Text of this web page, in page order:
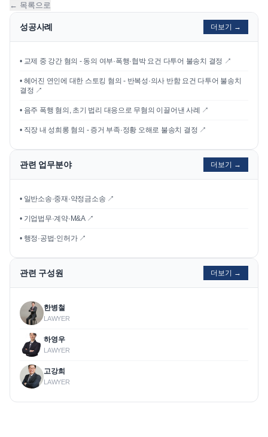
← 목록으로
성공사례 더보기 →
• 교제 중 강간 혐의 - 동의 여부·폭행·협박 요건 다투어 불송치 결정 ↗
• 헤어진 연인에 대한 스토킹 혐의 - 반복성·의사 반함 요건 다투어 불송치
결정 ↗
• 음주 폭행 혐의, 초기 법리 대응으로 무혐의 이끌어낸 사례 ↗
• 직장 내 성희롱 혐의 - 증거 부족·정황 오해로 불송치 결정 ↗
관련 업무분야 더보기 →
• 일반소송·중재·약정금소송 ↗
• 기업법무·계약·M&A ↗
• 행정·공법·인허가 ↗
관련 구성원 더보기 →
한병철
LAWYER
하영우
LAWYER
고강희
LAWYER